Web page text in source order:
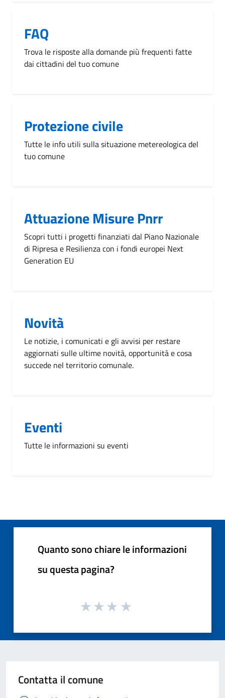
FAQ
Trova le risposte alla domande più frequenti fatte
dai cittadini del tuo comune
Protezione civile
Tutte le info utili sulla situazione metereologica del
tuo comune
Attuazione Misure Pnrr
Scopri tutti i progetti finanziati dal Piano Nazionale
di Ripresa e Resilienza con i fondi europei Next
Generation EU
Novità
Le notizie, i comunicati e gli avvisi per restare
aggiornati sulle ultime novità, opportunità e cosa
succede nel territorio comunale.
Eventi
Tutte le informazioni su eventi
Quanto sono chiare le informazioni
su questa pagina?
Contatta il comune